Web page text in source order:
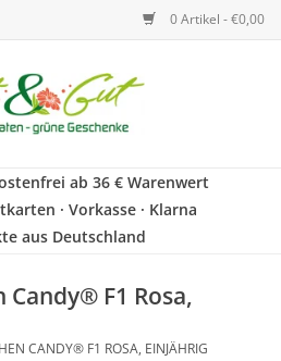
0 Artikel - €0,00
ab 36 € Warenwert
· Vorkasse · Klarna
aus Deutschland
Candy® F1 Rosa,
CANDY® F1 ROSA, EINJÄHRIG